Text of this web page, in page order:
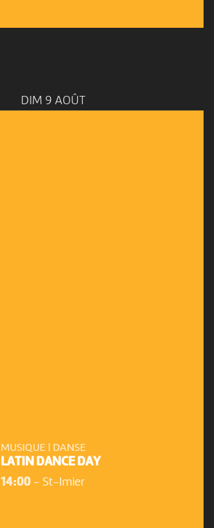
DIM 9 AOÛT
MUSIQUE | DANSE
LATIN DANCE DAY
14:00- St-Imier